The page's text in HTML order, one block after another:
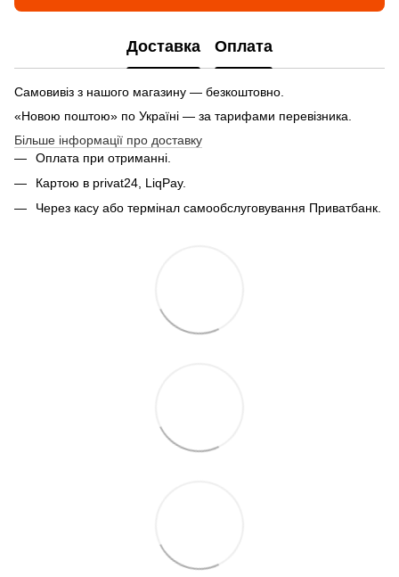
Доставка Оплата
Самовивіз з нашого магазину — безкоштовно.
«Новою поштою» по Україні — за тарифами перевізника.
Більше інформації про доставку
Оплата при отриманні.
Картою в privat24, LiqPay.
Через касу або термінал самообслуговування Приватбанк.